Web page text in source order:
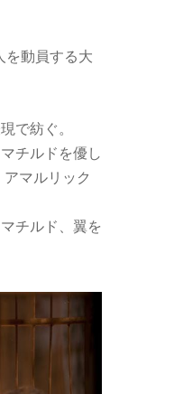
を動員する大
で紡ぐ。
チルドを優し
マルリック
チルド、翼を